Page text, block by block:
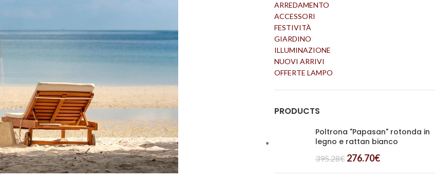
ACCESSORI
ARREDAMENTO
FESTIVITÀ
GIARDINO
ILLUMINAZIONE
NUOVI ARRIVI
OFFERTE LAMPO
PRODUCTS
Poltrona "Papasan" rotonda in
legno e rattan bianco
395.28€ 276.70€